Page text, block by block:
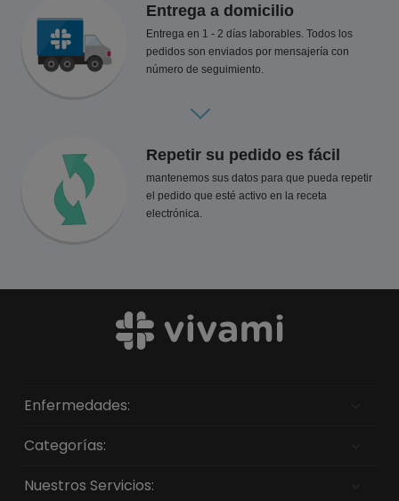
Entrega a domicilio
Entrega en 1 - 2 días laborables. Todos los
pedidos son enviados por mensajería con
número de seguimiento.
Repetir su pedido es fácil
mantenemos sus datos para que pueda repetir
el pedido que esté activo en la receta
electrónica.
Enfermedades:
Categorías:
Nuestros Servicios: